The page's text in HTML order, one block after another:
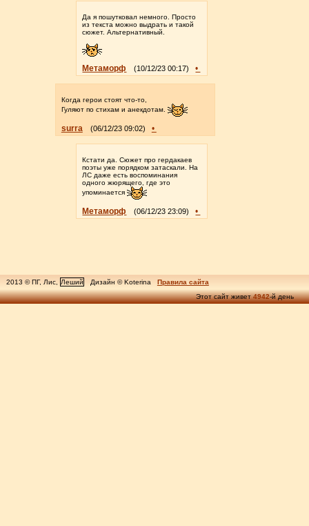
Да я пошутковал немного. Просто
из текста можно выдрать и такой
сюжет. Альтернативный.
Метаморф (10/12/23 00:17) •
Когда герои стоят что-то,
Гуляют по стихам и анекдотам.
surra (06/12/23 09:02) •
Кстати да. Сюжет про гердакаев
поэты уже порядком затаскали. На
ЛС даже есть воспоминания
одного жюрящего, где это
упоминается
Метаморф (06/12/23 23:09) •
2013 © ПГ, Лис, Леший Дизайн © Koterina
Правила сайта
Этот сайт живет4942-й день